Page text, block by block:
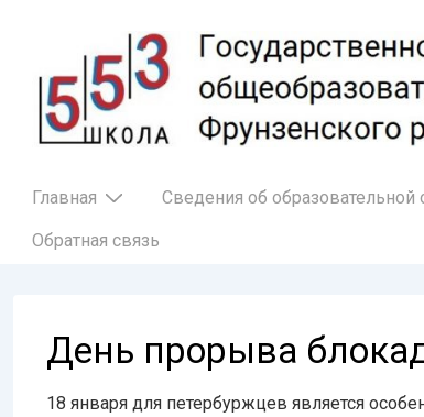
основному
содержимому
Основная
Главная Сведения об образовательной
Обратная связь
День прорыва
18 января для петербуржцев является